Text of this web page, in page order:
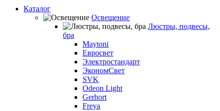
Каталог
Освещение
Люстры, подвесы,
бра
Maytoni
Евросвет
Электростандарт
ЭкономСвет
SVK
Odeon Light
Gerhort
Freya